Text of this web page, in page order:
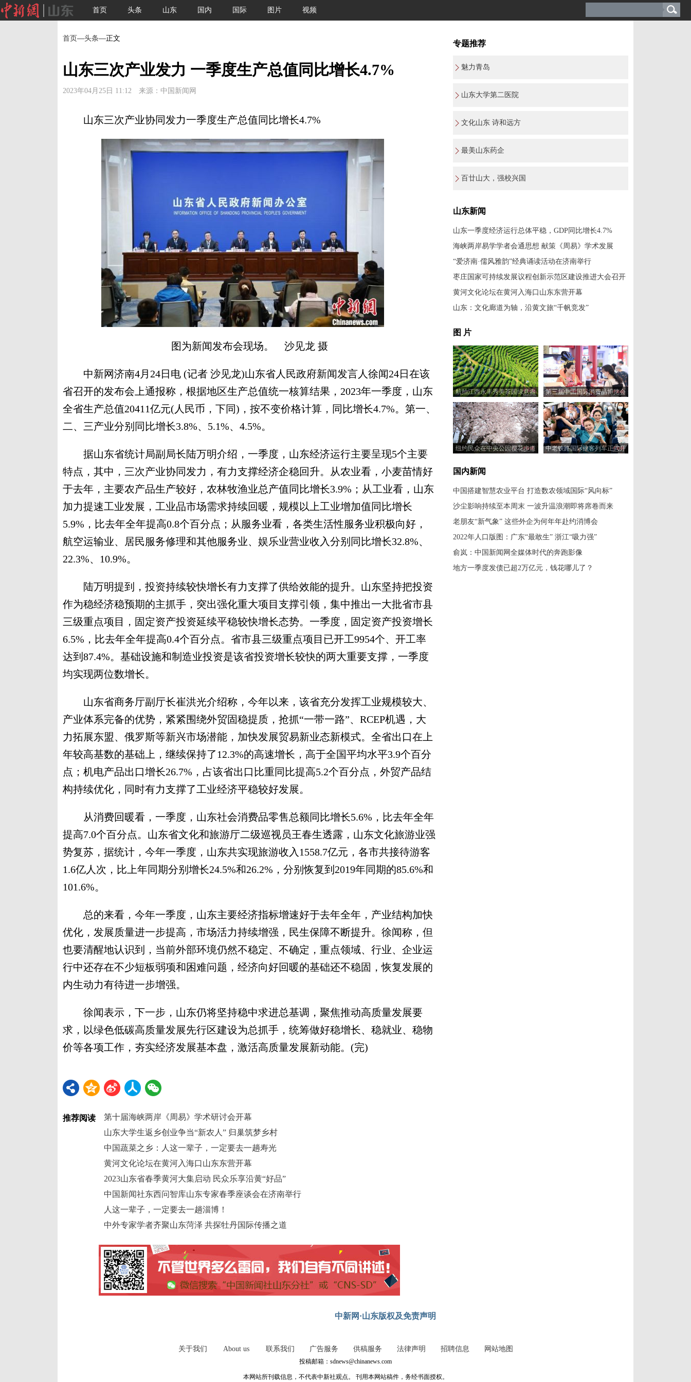
首页 头条 山东 国内 国际 图片 视频
首页—头条—正文
山东三次产业发力 一季度生产总值同比增长4.7%
2023年04月25日 11:12 来源：中国新闻网
山东三次产业协同发力一季度生产总值同比增长4.7%
图为新闻发布会现场。 沙见龙 摄
中新网济南4月24日电 (记者 沙见龙)山东省人民政府新闻发言人徐闻24日在该
省召开的发布会上通报称，根据地区生产总值统一核算结果，2023年一季度，山东
全省生产总值20411亿元(人民币，下同)，按不变价格计算，同比增长4.7%。第一、
二、三产业分别同比增长3.8%、5.1%、4.5%。
据山东省统计局副局长陆万明介绍，一季度，山东经济运行主要呈现5个主要
特点，其中，三次产业协同发力，有力支撑经济企稳回升。从农业看，小麦苗情好
于去年，主要农产品生产较好，农林牧渔业总产值同比增长3.9%；从工业看，山东
加力提速工业发展，工业品市场需求持续回暖，规模以上工业增加值同比增长
5.9%，比去年全年提高0.8个百分点；从服务业看，各类生活性服务业积极向好，
航空运输业、居民服务修理和其他服务业、娱乐业营业收入分别同比增长32.8%、
22.3%、10.9%。
陆万明提到，投资持续较快增长有力支撑了供给效能的提升。山东坚持把投资
作为稳经济稳预期的主抓手，突出强化重大项目支撑引领，集中推出一大批省市县
三级重点项目，固定资产投资延续平稳较快增长态势。一季度，固定资产投资增长
6.5%，比去年全年提高0.4个百分点。省市县三级重点项目已开工9954个、开工率
达到87.4%。基础设施和制造业投资是该省投资增长较快的两大重要支撑，一季度
均实现两位数增长。
山东省商务厅副厅长崔洪光介绍称，今年以来，该省充分发挥工业规模较大、
产业体系完备的优势，紧紧围绕外贸固稳提质，抢抓“一带一路”、RCEP机遇，大
力拓展东盟、俄罗斯等新兴市场潜能，加快发展贸易新业态新模式。全省出口在上
年较高基数的基础上，继续保持了12.3%的高速增长，高于全国平均水平3.9个百分
点；机电产品出口增长26.7%，占该省出口比重同比提高5.2个百分点，外贸产品结
构持续优化，同时有力支撑了工业经济平稳较好发展。
从消费回暖看，一季度，山东社会消费品零售总额同比增长5.6%，比去年全年
提高7.0个百分点。山东省文化和旅游厅二级巡视员王春生透露，山东文化旅游业强
势复苏，据统计，今年一季度，山东共实现旅游收入1558.7亿元，各市共接待游客
1.6亿人次，比上年同期分别增长24.5%和26.2%，分别恢复到2019年同期的85.6%和
101.6%。
总的来看，今年一季度，山东主要经济指标增速好于去年全年，产业结构加快
优化，发展质量进一步提高，市场活力持续增强，民生保障不断提升。徐闻称，但
也要清醒地认识到，当前外部环境仍然不稳定、不确定，重点领域、行业、企业运
行中还存在不少短板弱项和困难问题，经济向好回暖的基础还不稳固，恢复发展的
内生动力有待进一步增强。
徐闻表示，下一步，山东仍将坚持稳中求进总基调，聚焦推动高质量发展要
求，以绿色低碳高质量发展先行区建设为总抓手，统筹做好稳增长、稳就业、稳物
价等各项工作，夯实经济发展基本盘，激活高质量发展新动能。(完)
推荐阅读
第十届海峡两岸《周易》学术研讨会开幕
山东大学生返乡创业争当“新农人” 归巢筑梦乡村
中国蔬菜之乡：人这一辈子，一定要去一趟寿光
黄河文化论坛在黄河入海口山东东营开幕
2023山东省春季黄河大集启动 民众乐享沿黄“好品”
中国新闻社东西问智库山东专家春季座谈会在济南举行
人这一辈子，一定要去一趟淄博！
中外专家学者齐聚山东菏泽 共探牡丹国际传播之道
中新网·山东版权及免责声明
专题推荐
魅力青岛
山东大学第二医院
文化山东 诗和远方
最美山东药企
百廿山大，强校兴国
山东新闻
山东一季度经济运行总体平稳，GDP同比增长4.7%
海峡两岸易学学者会通思想 献策《周易》学术发展
“爱济南·儒风雅韵”经典诵读活动在济南举行
枣庄国家可持续发展议程创新示范区建设推进大会召开
黄河文化论坛在黄河入海口山东东营开幕
山东：文化廊道为轴，沿黄文旅“千帆竞发”
图 片
航拍江西永丰秀美茶园绿意盎
然采摘忙
第三届中国国际消费品博览会
吸引观众
纽约民众在中央公园樱花步道
中老铁路国际旅客列车正式开
国内新闻
中国搭建智慧农业平台 打造数农领域国际“风向标”
沙尘影响持续至本周末 一波升温浪潮即将席卷而来
老朋友“新气象” 这些外企为何年年赴约消博会
2022年人口版图：广东“最敢生” 浙江“吸力强”
俞岚：中国新闻网全媒体时代的奔跑影像
地方一季度发债已超2万亿元，钱花哪儿了？
关于我们 About us 联系我们 广告服务 供稿服务 法律声明 招聘信息 网站地图
投稿邮箱：sdnews@chinanews.com
本网站所刊载信息，不代表中新社观点。 刊用本网站稿件，务经书面授权。